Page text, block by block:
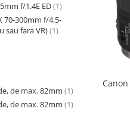
f/1.4E ED(1)
70-300mm f/4.5-
sau fara VR)(1)
de max. 82mm (1)
de max. 82mm (1)